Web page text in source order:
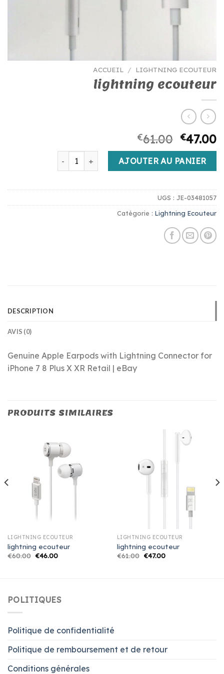
ACCUEIL / LIGHTNING ECOUTEUR
lightning ecouteur
€61.00 €47.00
quantité de lightning ecouteur
AJOUTER AU PANIER
UGS : JE-03481057
Catégorie : Lightning Ecouteur
DESCRIPTION
AVIS (0)
Genuine Apple Earpods with Lightning Connector for
iPhone 7 8 Plus X XR Retail | eBay
PRODUITS SIMILAIRES
LIGHTNING ECOUTEUR
lightning ecouteur
€60.00 €46.00
LIGHTNING ECOUTEUR
lightning ecouteur
€61.00 €47.00
POLITIQUES
Politique de confidentialité
Politique de remboursement et de retour
Conditions générales